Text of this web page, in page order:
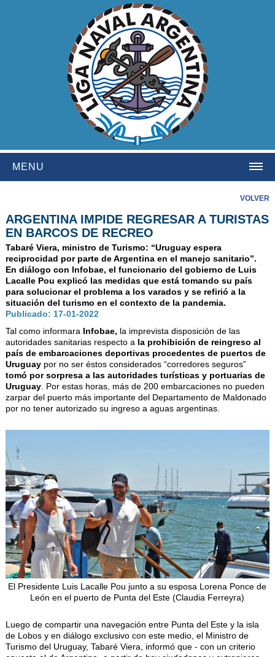
MENU
INSTITUCIONAL
NOSOTROS
HISTORIA
AUTORIDADES
BENEFICIOS
ESCUELA NÁUTICA
LINKS
SOCIOS
VER NEWSLETTER
CONTACTO
CONTACTENOS
LIBRO DE VISITAS
VOLVER
ARGENTINA IMPIDE REGRESAR A TURISTAS
EN BARCOS DE RECREO
Tabaré Viera, ministro de Turismo: “Uruguay espera
reciprocidad por parte de Argentina en el manejo sanitario”.
En diálogo con Infobae, el funcionario del gobierno de Luis
Lacalle Pou explicó las medidas que está tomando su país
para solucionar el problema a los varados y se refirió a la
situación del turismo en el contexto de la pandemia.
Publicado: 17-01-2022
Tal como informara Infobae, la imprevista disposición de las
autoridades sanitarias respecto a la prohibición de reingreso al
país de embarcaciones deportivas procedentes de puertos de
Uruguay por no ser éstos considerados “corredores seguros”
tomó por sorpresa a las autoridades turísticas y portuarias de
Uruguay. Por estas horas, más de 200 embarcaciones no pueden
zarpar del puerto más importante del Departamento de Maldonado
por no tener autorizado su ingreso a aguas argentinas.
El Presidente Luis Lacalle Pou junto a su esposa Lorena Ponce de
León en el puerto de Punta del Este (Claudia Ferreyra)
Luego de compartir una navegación entre Punta del Este y la isla
de Lobos y en diálogo exclusivo con este medio, el Ministro de
Turismo del Uruguay, Tabaré Viera, informó que - con un criterio